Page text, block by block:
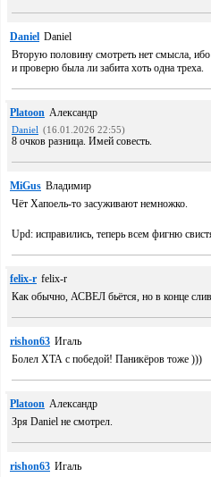
Daniel Daniel
Вторую половину смотреть нет смысла,
и проверю была ли забита хоть одна треха.
Platoon Александр
Daniel (16.01.2026 22:55)
8 очков разница. Имей совесть.
MiGus Владимир
Чёт Хапоель-то засуживают немножко.
Upd: исправились, теперь всем фигню
felix-r felix-r
Как обычно, АСВЕЛ бьётся, но в конце
rishon63 Игаль
Болел ХТА с победой! Паникёров тоже )))
Platoon Александр
Зря Daniel не смотрел.
rishon63 Игаль